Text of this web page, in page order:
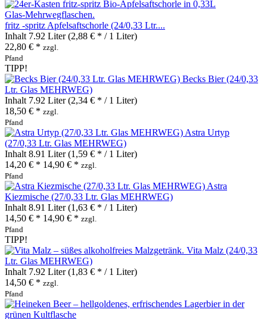
fritz -spritz Apfelsaftschorle (24/0,33 Ltr....
Inhalt 7.92 Liter(2,88 € * / 1 Liter)
22,80 € * zzgl.
Pfand
TIPP!
Becks Bier (24/0,33
Ltr. Glas MEHRWEG)
Inhalt 7.92 Liter(2,34 € * / 1 Liter)
18,50 € * zzgl.
Pfand
Astra Urtyp
(27/0,33 Ltr. Glas MEHRWEG)
Inhalt 8.91 Liter(1,59 € * / 1 Liter)
14,20 € * 14,90 € * zzgl.
Pfand
Astra
Kiezmische (27/0,33 Ltr. Glas MEHRWEG)
Inhalt 8.91 Liter(1,63 € * / 1 Liter)
14,50 € * 14,90 € * zzgl.
Pfand
TIPP!
Vita Malz (24/0,33
Ltr. Glas MEHRWEG)
Inhalt 7.92 Liter(1,83 € * / 1 Liter)
14,50 € * zzgl.
Pfand